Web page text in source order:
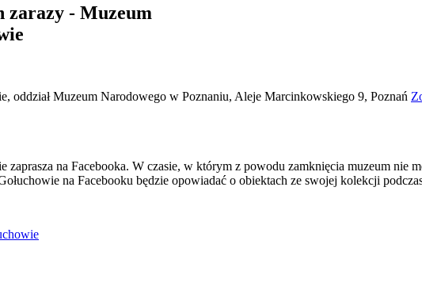
zarazy - Muzeum
oddział Muzeum Narodowego w Poznaniu, Aleje Marcinkowskiego 9, Poznań
zaprasza na Facebooka. W czasie, w którym z powodu zamknięcia muzeum nie
na Facebooku będzie opowiadać o obiektach ze swojej kolekcji